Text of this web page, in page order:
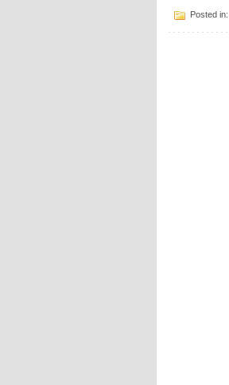
Posted in: